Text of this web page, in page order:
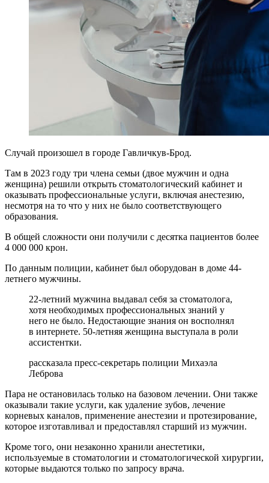
Случай произошел в городе Гавличкув-Брод.
Там в 2023 году три члена семьи (двое мужчин и одна
женщина) решили открыть стоматологический кабинет и
оказывать профессиональные услуги, включая анестезию,
несмотря на то что у них не было соответствующего
образования.
В общей сложности они получили с десятка пациентов более
4 000 000 крон.
По данным полиции, кабинет был оборудован в доме 44-
летнего мужчины.
22-летний мужчина выдавал себя за стоматолога,
хотя необходимых профессиональных знаний у
него не было. Недостающие знания он восполнял
в интернете. 50-летняя женщина выступала в роли
ассистентки.
рассказала пресс-секретарь полиции Михаэла
Леброва
Пара не остановилась только на базовом лечении. Они также
оказывали такие услуги, как удаление зубов, лечение
корневых каналов, применение анестезии и протезирование,
которое изготавливал и предоставлял старший из мужчин.
Кроме того, они незаконно хранили анестетики,
используемые в стоматологии и стоматологической хирургии,
которые выдаются только по запросу врача.